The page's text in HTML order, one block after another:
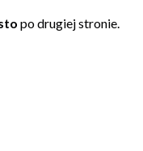
po drugiej stronie.